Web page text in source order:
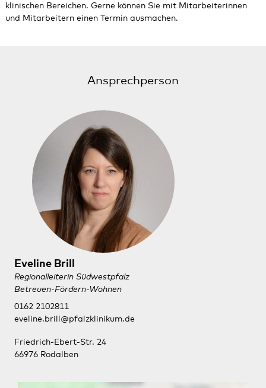
klinischen Bereichen. Gerne können Sie mit Mitarbeiterinnen
und Mitarbeitern einen Termin ausmachen.
Ansprechperson
Eveline Brill
Regionalleiterin Südwestpfalz
Betreuen-Fördern-Wohnen
0162 2102811
eveline.brill@pfalzklinikum.de
Friedrich-Ebert-Str. 24
66976 Rodalben